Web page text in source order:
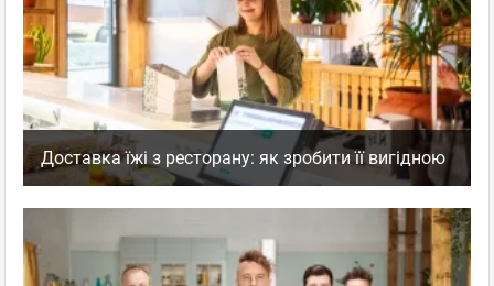
Доставка їжі з ресторану: як зробити її вигідною